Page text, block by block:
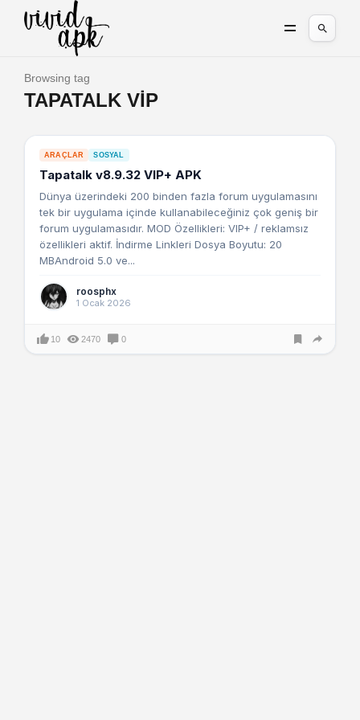
Browsing tag
TAPATALK VIP
ARAÇLAR SOSYAL
Tapatalk v8.9.32 VIP+ APK
Dünya üzerindeki 200 binden fazla forum uygulamasını
tek bir uygulama içinde kullanabileceğiniz çok geniş bir
forum uygulamasıdır. MOD Özellikleri: VIP+ / reklamsız
özellikleri aktif. İndirme Linkleri Dosya Boyutu: 20
MBAndroid 5.0 ve...
roosphx
1 Ocak 2026
10 2470 0